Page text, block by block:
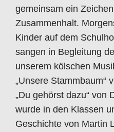
gemeinsam ein
Zusammenhalt.
Kinder auf dem
sangen in Begleitung
unserem kölschen
„Unsere Stammbaum“
„Du gehörst dazu“ von
wurde in den Klassen
Geschichte von Martin